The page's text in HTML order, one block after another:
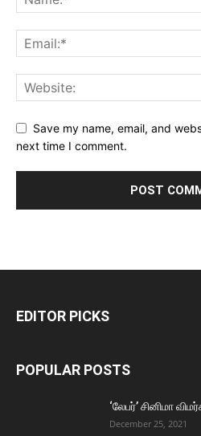
Save my name, email, and
next time I comment.
EDITOR PICKS
POPULAR POSTS
‘லேபர்’ சினிமா
December 25, 2021